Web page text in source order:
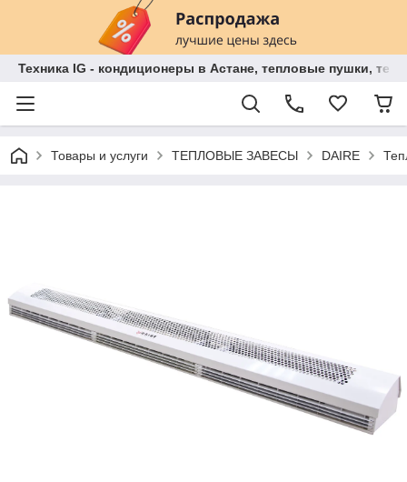
Техника IG - кондиционеры в Астане, тепловые пушки,
Товары и услуги ТЕПЛОВЫЕ ЗАВЕСЫ DAIRE